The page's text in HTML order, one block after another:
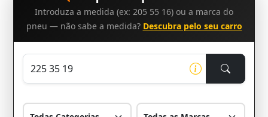
Introduza a medida (ex: 205 55 16) ou a marca do
pneu — não sabe a medida? Descubra pelo seu carro